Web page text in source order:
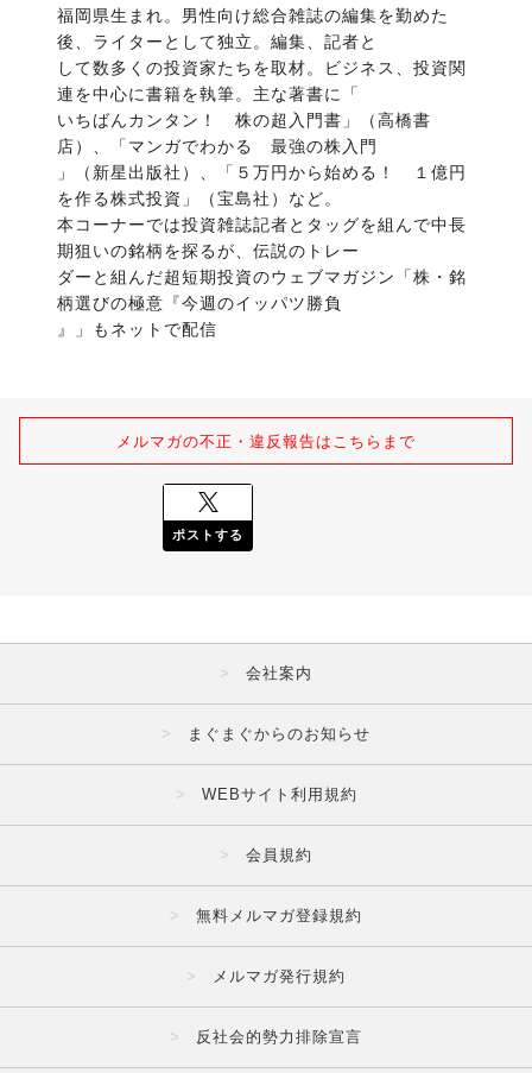
福岡県生まれ。男性向け総合雑誌の編集を勤めた
後、ライターとして独立。編集、記者と
して数多くの投資家たちを取材。ビジネス、投資関
連を中心に書籍を執筆。主な著書に「
いちばんカンタン！　株の超入門書」（高橋書
店）、「マンガでわかる　最強の株入門
」（新星出版社）、「５万円から始める！　１億円
を作る株式投資」（宝島社）など。
本コーナーでは投資雑誌記者とタッグを組んで中長
期狙いの銘柄を探るが、伝説のトレー
ダーと組んだ超短期投資のウェブマガジン「株・銘
柄選びの極意『今週のイッパツ勝負
』」もネットで配信
メルマガの不正・違反報告はこちらまで
ポストする
会社案内
まぐまぐからのお知らせ
WEBサイト利用規約
会員規約
無料メルマガ登録規約
メルマガ発行規約
反社会的勢力排除宣言